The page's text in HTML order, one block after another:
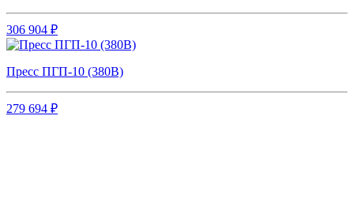
306 904 ₽
Пресс ПГП-10 (380В)
279 694 ₽